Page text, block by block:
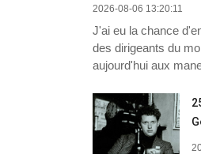
2026-08-06 13:20:11
J'ai eu la chance
des dirigeants du
aujourd'hui aux